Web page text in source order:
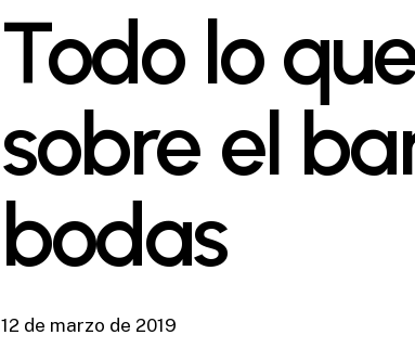
Todo lo
sobre el
bodas
12 de marzo de 2019